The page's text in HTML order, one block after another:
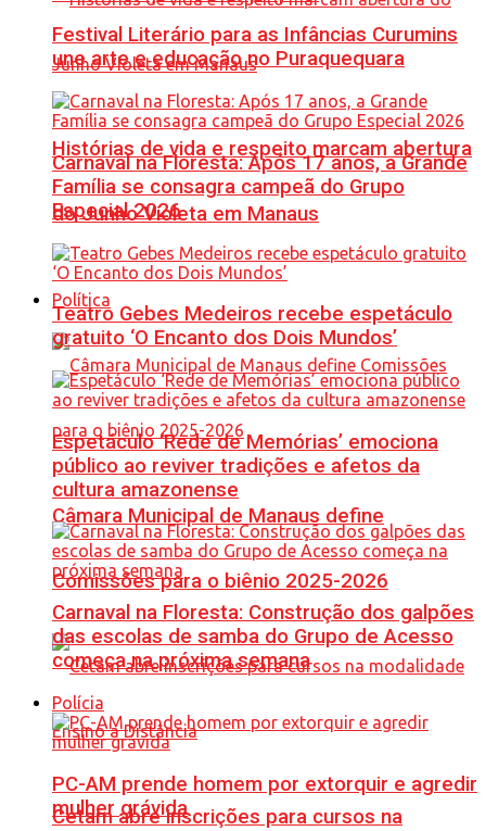
Histórias de vida e respeito marcam abertura
do Junho Violeta em Manaus
Política
Câmara Municipal de Manaus define
Comissões para o biênio 2025-2026
Cetam abre inscrições para cursos na
Festival Literário para as Infâncias Curumins
une arte e educação no Puraquequara
Carnaval na Floresta: Após 17 anos, a Grande
Família se consagra campeã do Grupo
Especial 2026
Teatro Gebes Medeiros recebe espetáculo
gratuito ‘O Encanto dos Dois Mundos’
Espetáculo ‘Rede de Memórias’ emociona
público ao reviver tradições e afetos da
cultura amazonense
Carnaval na Floresta: Construção dos galpões
das escolas de samba do Grupo de Acesso
começa na próxima semana
Polícia
PC-AM prende homem por extorquir e agredir
mulher grávida